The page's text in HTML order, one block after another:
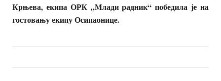
Крњева, екипа ОРК „Млади радник“ победила је на
гостовању екипу Осипаонице.